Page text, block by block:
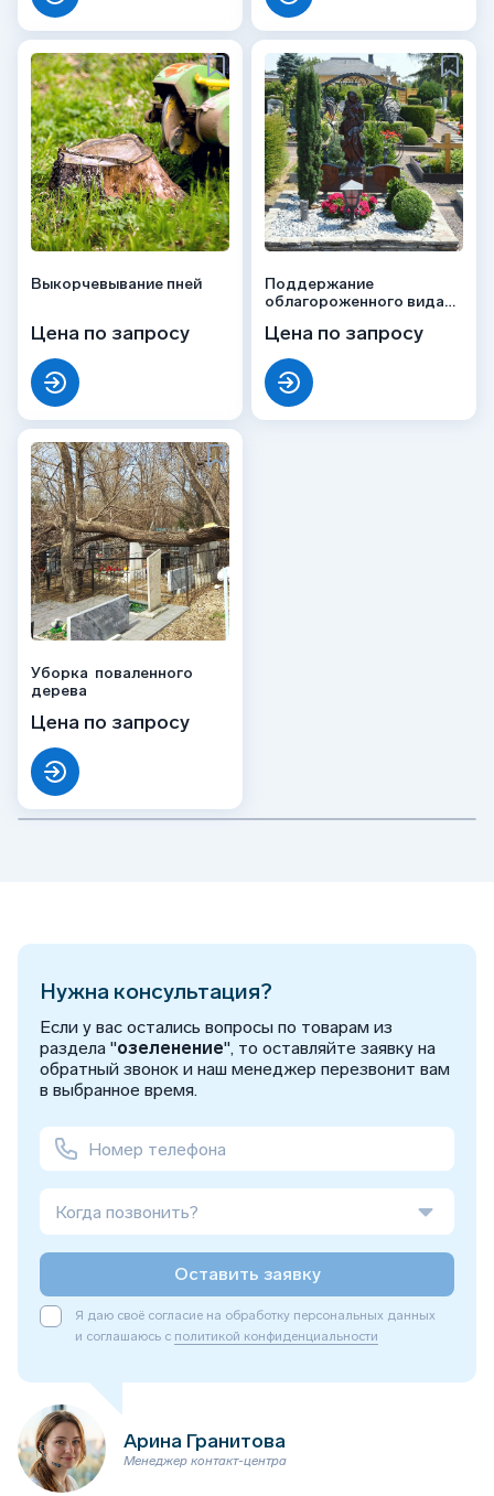
Выкорчевывание пней
Цена по запросу
Поддержание
облагороженного вида
Цена по запросу
Уборка поваленного
дерева
Цена по запросу
Нужна консультация?
Если у вас остались вопросы по товарам из
раздела "озеленение", то оставляйте заявку на
обратный звонок и наш менеджер перезвонит вам
в выбранное время.
Когда позвонить?
Оставить заявку
Я даю своё согласие на обработку персональных данных
и соглашаюсь с политикой конфиденциальности
Арина Гранитова
Менеджер контакт-центра